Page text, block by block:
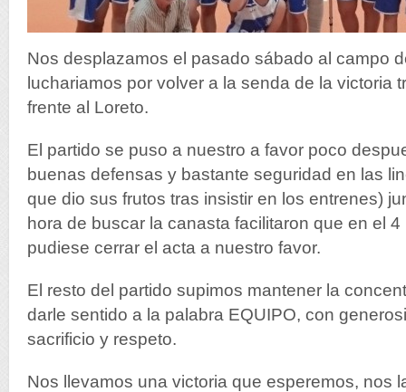
Nos desplazamos el pasado sábado al campo
luchariamos por volver a la senda de la victoria
frente al Loreto.
El partido se puso a nuestro a favor poco
buenas defensas y bastante seguridad en las
que dio sus frutos tras insistir en los entrenes)
hora de buscar la canasta facilitaron que en el
pudiese cerrar el acta a nuestro favor.
El resto del partido supimos mantener la
darle sentido a la palabra EQUIPO, con
sacrificio y respeto.
Nos llevamos una victoria que esperemos, nos